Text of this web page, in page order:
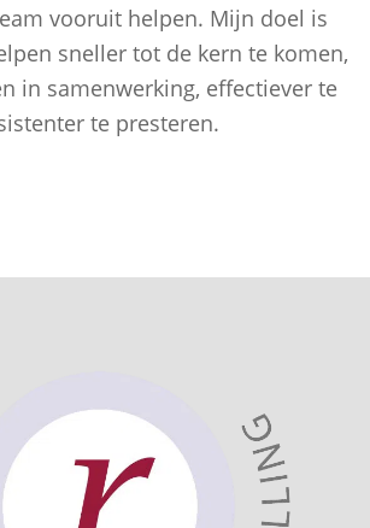
vooruit helpen. Mijn doel is
sneller tot de kern te komen,
in samenwerking, effectiever te
te presteren.